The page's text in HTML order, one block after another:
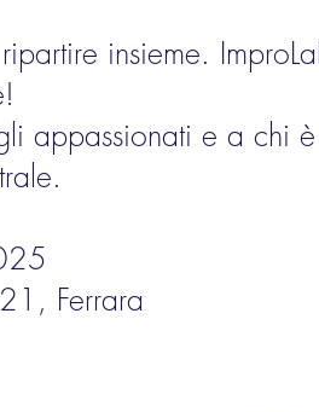
insieme.
appassionati e a chi
Ferrara